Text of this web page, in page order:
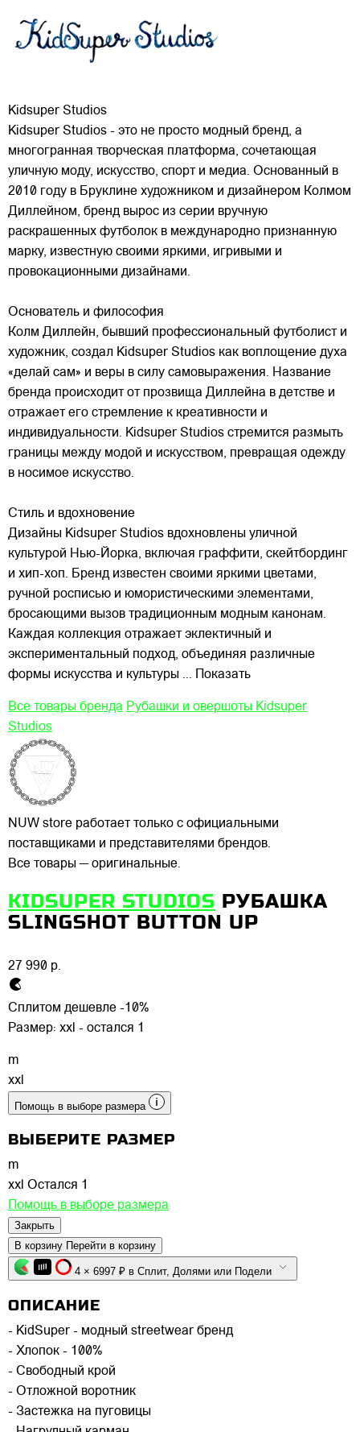
Kidsuper Studios
Kidsuper Studios - это не просто модный бренд, а
многогранная творческая платформа, сочетающая
уличную моду, искусство, спорт и медиа. Основанный в
2010 году в Бруклине художником и дизайнером Колмом
Диллейном, бренд вырос из серии вручную
раскрашенных футболок в международно признанную
марку, известную своими яркими, игривыми и
провокационными дизайнами.
Основатель и философия
Колм Диллейн, бывший профессиональный футболист и
художник, создал Kidsuper Studios как воплощение духа
«делай сам» и веры в силу самовыражения. Название
бренда происходит от прозвища Диллейна в детстве и
отражает его стремление к креативности и
индивидуальности. Kidsuper Studios стремится размыть
границы между модой и искусством, превращая одежду
в носимое искусство.
Стиль и вдохновение
Дизайны Kidsuper Studios вдохновлены уличной
культурой Нью-Йорка, включая граффити, скейтбординг
и хип-хоп. Бренд известен своими яркими цветами,
ручной росписью и юмористическими элементами,
бросающими вызов традиционным модным канонам.
Каждая коллекция отражает эклектичный и
экспериментальный подход, объединяя различные
формы искусства и культуры ... Показать
Все товары бренда Рубашки и овершоты Kidsuper
Studios
NUW store работает только с официальными
поставщиками и представителями брендов.
Все товары — оригинальные.
KIDSUPER STUDIOS РУБАШКА
SLINGSHOT BUTTON UP
27 990 р.
Сплитом дешевле -10%
Размер: xxl - остался 1
m
xxl
Помощь в выборе размера
ВЫБЕРИТЕ РАЗМЕР
m
xxl Остался 1
Помощь в выборе размера
Закрыть
В корзину Перейти в корзину
4 × 6997 ₽ в Сплит, Долями или Подели
ОПИСАНИЕ
- KidSuper - модный streetwear бренд
- Хлопок - 100%
- Свободный крой
- Отложной воротник
- Застежка на пуговицы